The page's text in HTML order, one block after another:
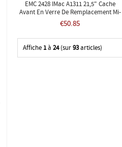
EMC 2428 IMac A1311 21,5" Cache
Avant En Verre De Remplacement Mi-
2011 Mi-2012
€50.85
Affiche 1à 24(sur93articles)